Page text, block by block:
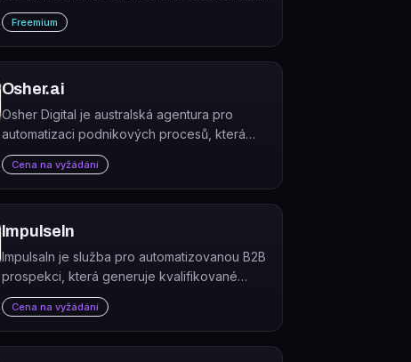
psát efektivnější cold e-maily a získávat více
odpovědí od potenciálních zákazníků.
Freemium
Osher.ai
Osher Digital je australská agentura pro
automatizaci podnikových procesů, která
navrhuje a implementuje vlastní AI agenty,
RPA řešení a systémové integrace pro firmy.
Cena na vyžádání
Impulseln
ImpulsaIn je služba pro automatizovanou B2B
prospekci, která generuje kvalifikované
potenciální zákazníky přes LinkedIn a další
kanály.
Cena na vyžádání